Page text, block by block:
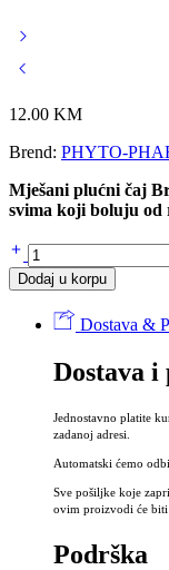
12.00 KM
Brend: PHYTO-
Mješani plućni čaj
svima koji boluju od
MJEŠANI
PLUĆNI
čaj
recepturi
Breussa
Dodaj u korpu
Dostava &
Dostava i
Jednostavno platite
zadanoj adresi.
Automatski ćemo
Sve pošiljke koje
ovim proizvodi će biti
Podrška